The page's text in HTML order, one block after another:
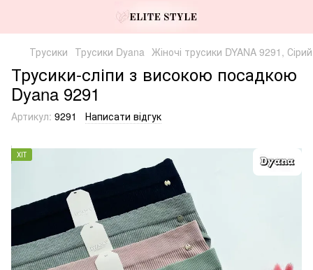
Трусики Трусики Dyana Жіночі трусики DYANA 9291,
Трусики-сліпи з високою посадкою
Dyana 9291
Артикул: 9291 Написати відгук
ХІТ